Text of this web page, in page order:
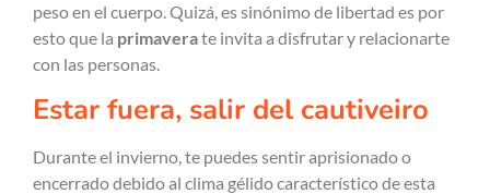
peso en el cuerpo. Quizá, es sinónimo de libertad es por
esto que la primaverate invita a disfrutar y relacionarte
con las personas.
Estar fuera, salir del cautiveiro
Durante el invierno, te puedes sentir aprisionado o
encerrado debido al clima gélido característico de esta